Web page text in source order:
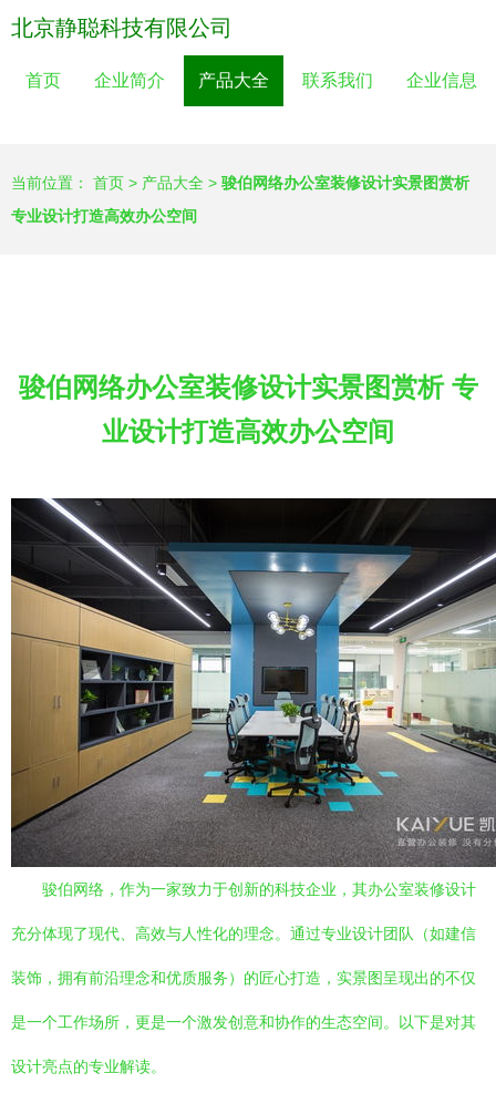
北京静聪科技有限公司
首页 企业简介 产品大全 联系我们 企业信息
当前位置： 首页 > 产品大全 > 骏伯网络办公室装修设计实景图赏析
专业设计打造高效办公空间
骏伯网络办公室装修设计实景图赏析 专
业设计打造高效办公空间
骏伯网络，作为一家致力于创新的科技企业，其办公室装修设计
充分体现了现代、高效与人性化的理念。通过专业设计团队（如建信
装饰，拥有前沿理念和优质服务）的匠心打造，实景图呈现出的不仅
是一个工作场所，更是一个激发创意和协作的生态空间。以下是对其
设计亮点的专业解读。